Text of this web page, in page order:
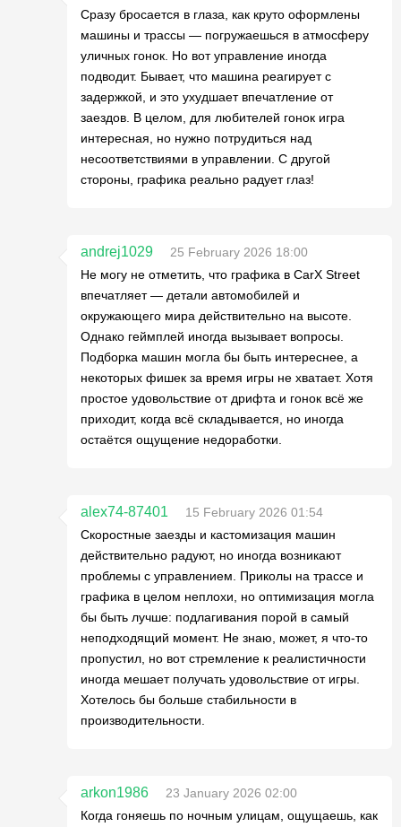
Сразу бросается в глаза, как круто оформлены
машины и трассы — погружаешься в атмосферу
уличных гонок. Но вот управление иногда
подводит. Бывает, что машина реагирует с
задержкой, и это ухудшает впечатление от
заездов. В целом, для любителей гонок игра
интересная, но нужно потрудиться над
несоответствиями в управлении. С другой
стороны, графика реально радует глаз!
andrej1029
25 February 2026 18:00
Не могу не отметить, что графика в CarX Street
впечатляет — детали автомобилей и
окружающего мира действительно на высоте.
Однако геймплей иногда вызывает вопросы.
Подборка машин могла бы быть интереснее, а
некоторых фишек за время игры не хватает. Хотя
простое удовольствие от дрифта и гонок всё же
приходит, когда всё складывается, но иногда
остаётся ощущение недоработки.
alex74-87401
15 February 2026 01:54
Скоростные заезды и кастомизация машин
действительно радуют, но иногда возникают
проблемы с управлением. Приколы на трассе и
графика в целом неплохи, но оптимизация могла
бы быть лучше: подлагивания порой в самый
неподходящий момент. Не знаю, может, я что-то
пропустил, но вот стремление к реалистичности
иногда мешает получать удовольствие от игры.
Хотелось бы больше стабильности в
производительности.
arkon1986
23 January 2026 02:00
Когда гоняешь по ночным улицам, ощущаешь, как